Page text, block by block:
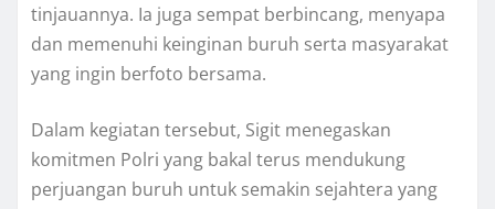
tinjauannya. Ia juga sempat berbincang, menyapa
dan memenuhi keinginan buruh serta masyarakat
yang ingin berfoto bersama.
Dalam kegiatan tersebut, Sigit menegaskan
komitmen Polri yang bakal terus mendukung
perjuangan buruh untuk semakin sejahtera yang